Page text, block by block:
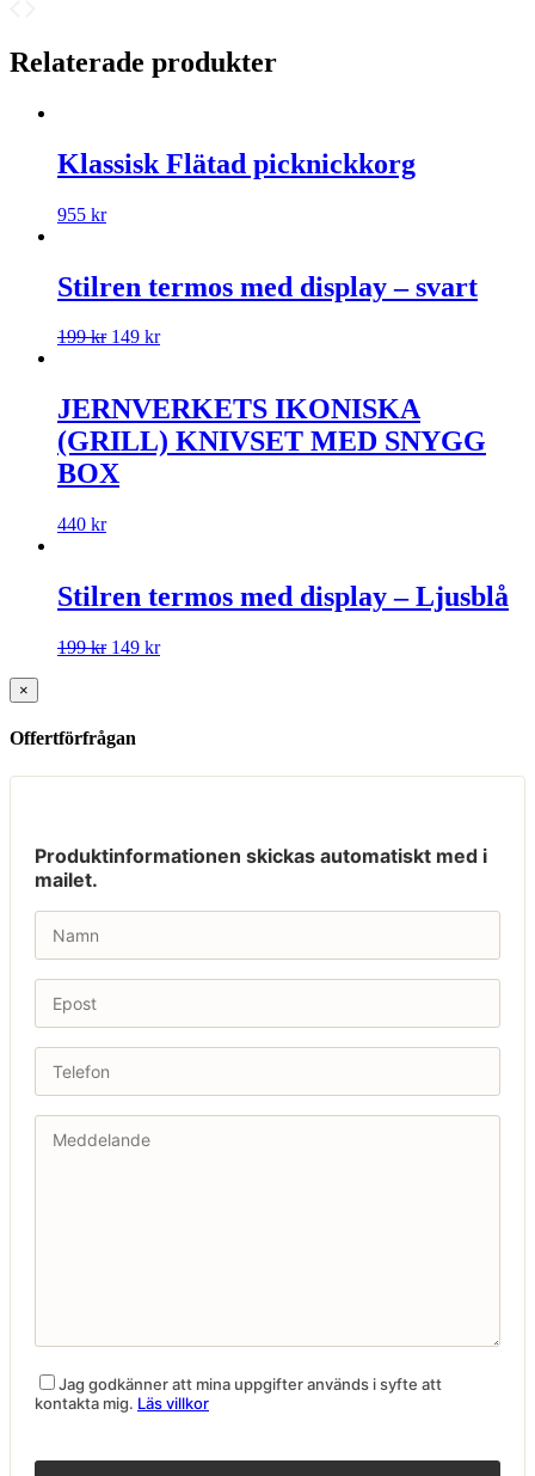
Relaterade produkter
Klassisk Flätad picknickkorg
955 kr
Stilren termos med display – svart
199kr 149 kr
JERNVERKETS IKONISKA
(GRILL) KNIVSET MED SNYGG
BOX
440 kr
Stilren termos med display – Ljusblå
199kr 149 kr
×
Offertförfrågan
Produktinformationen skickas automatiskt med i
mailet.
Jag godkänner att mina uppgifter används i syfte att
kontakta mig. Läs villkor